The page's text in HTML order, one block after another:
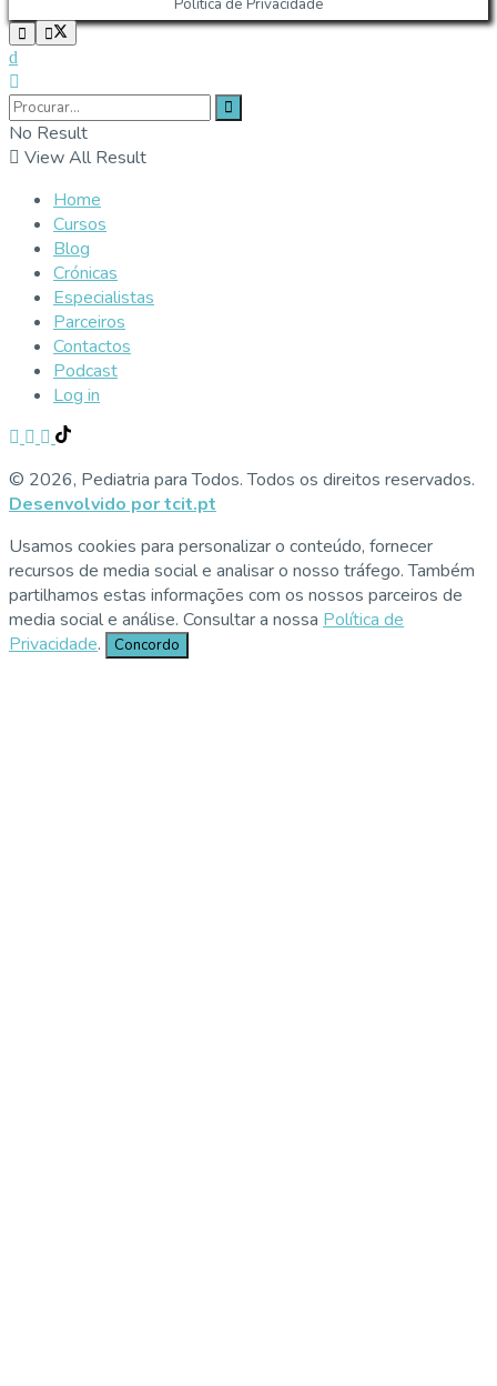
Política de Privacidade
No Result
View All Result
Home
Cursos
Blog
Crónicas
Especialistas
Parceiros
Contactos
Podcast
Log in
© 2026, Pediatria para Todos. Todos os direitos reservados.
Desenvolvido por tcit.pt
Usamos cookies para personalizar o conteúdo, fornecer
recursos de media social e analisar o nosso tráfego. Também
partilhamos estas informações com os nossos parceiros de
media social e análise. Consultar a nossa Política de
Privacidade. Concordo